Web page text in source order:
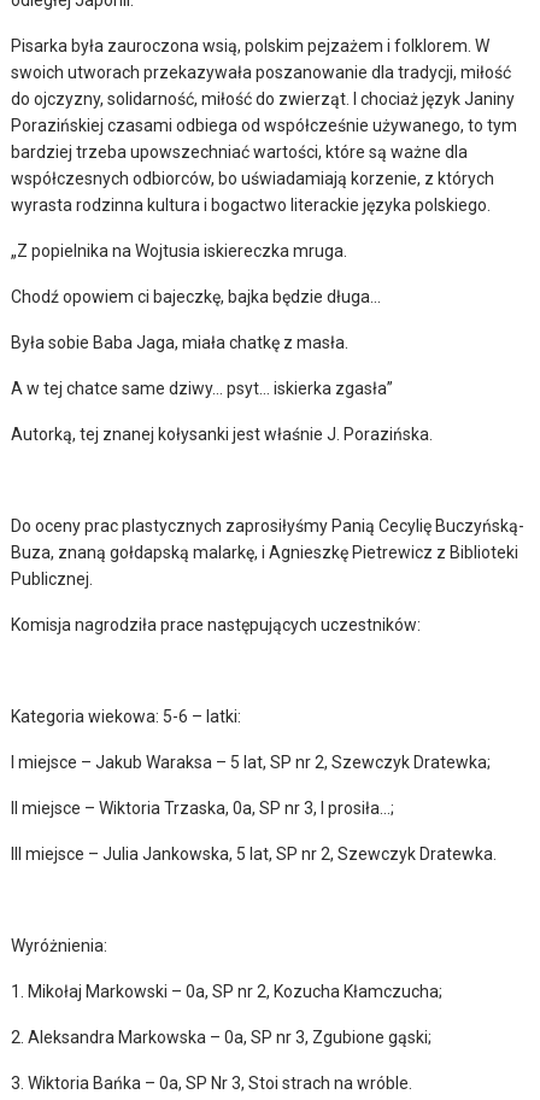
Pisarka była zauroczona wsią, polskim pejzażem i folklorem. W
swoich utworach przekazywała poszanowanie dla tradycji, miłość
do ojczyzny, solidarność, miłość do zwierząt. I chociaż język Janiny
Porazińskiej czasami odbiega od współcześnie używanego, to tym
bardziej trzeba upowszechniać wartości, które są ważne dla
współczesnych odbiorców, bo uświadamiają korzenie, z których
wyrasta rodzinna kultura i bogactwo literackie języka polskiego.
„Z popielnika na Wojtusia iskiereczka mruga.
Chodź opowiem ci bajeczkę, bajka będzie długa…
Była sobie Baba Jaga, miała chatkę z masła.
A w tej chatce same dziwy… psyt… iskierka zgasła”
Autorką, tej znanej kołysanki jest właśnie J. Porazińska.
Do oceny prac plastycznych zaprosiłyśmy Panią Cecylię Buczyńską-
Buza, znaną gołdapską malarkę, i Agnieszkę Pietrewicz z Biblioteki
Publicznej.
Komisja nagrodziła prace następujących uczestników:
Kategoria wiekowa: 5-6 – latki:
I miejsce – Jakub Waraksa – 5 lat, SP nr 2, Szewczyk Dratewka;
II miejsce – Wiktoria Trzaska, 0a, SP nr 3, I prosiła…;
III miejsce – Julia Jankowska, 5 lat, SP nr 2, Szewczyk Dratewka.
Wyróżnienia:
1. Mikołaj Markowski – 0a, SP nr 2, Kozucha Kłamczucha;
2. Aleksandra Markowska – 0a, SP nr 3, Zgubione gąski;
3. Wiktoria Bańka – 0a, SP Nr 3, Stoi strach na wróble.